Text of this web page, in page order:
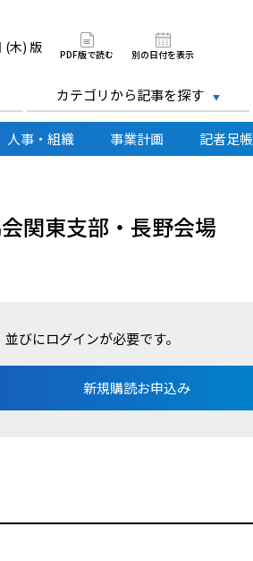
(木) 版 PDF版で読む 別の日付を表示
カテゴリから記事を探す
人事・組織 事業計画 記者足帳
関東支部・長野会場
びにログインが必要です。
新規購読お申込み